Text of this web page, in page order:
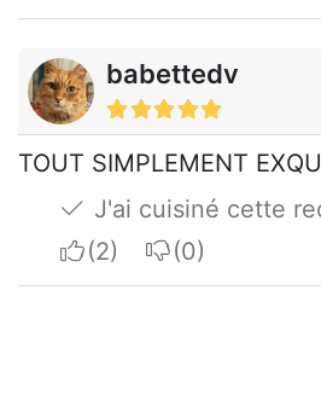
babettedv
TOUT SIMPLEMENT
J'ai cuisiné cette
I apreciateI do not